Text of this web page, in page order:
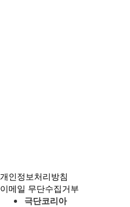
개인정보처리방침
이메일 무단수집거부
극단코리아